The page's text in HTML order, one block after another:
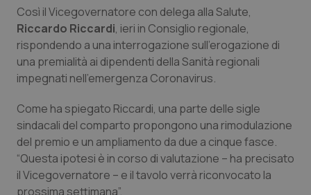
Emilia-Romagna
Friuli Venezia Giulia
Liguria
Lombardia
Colesterolo & coronaropatie
Dermatite Atopica
Disturbi dell’umore
Dolore
Così il Vicegovernatore con delega alla Salute,
Riccardo Riccardi, ieri in Consiglio regionale,
rispondendo a una interrogazione sull’erogazione di
una premialità ai dipendenti della Sanità regionali
impegnati nell’emergenza Coronavirus.
Come ha spiegato Riccardi, una parte delle sigle
sindacali del comparto propongono una rimodulazione
del premio e un ampliamento da due a cinque fasce.
“Questa ipotesi è in corso di valutazione – ha precisato
il Vicegovernatore – e il tavolo verrà riconvocato la
prossima settimana”.